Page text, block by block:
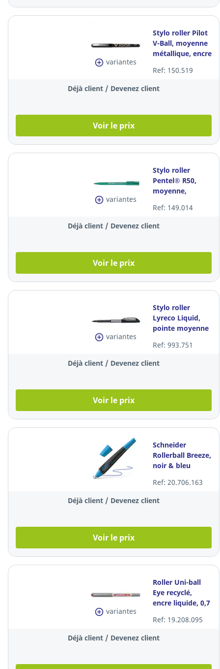
variantes
Stylo roller Pilot
V-Ball, moyenne
métallique, encre
pièce
Ref: 150.519
Déjà client / Devenez client
Voir le prix
variantes
Stylo roller
Pentel® R50,
moyenne,
verte liquide, la
pièce
Ref: 149.014
Déjà client / Devenez client
Voir le prix
variantes
Stylo roller
Lyreco Liquid,
pointe moyenne
liquide noire
Ref: 993.751
Déjà client / Devenez client
Voir le prix
Schneider
Rollerball Breeze,
noir & bleu
Ref: 20.706.163
Déjà client / Devenez client
Voir le prix
variantes
Roller Uni-ball
Eye recyclé,
encre liquide, 0,7
l'unité
Ref: 19.208.095
Déjà client / Devenez client